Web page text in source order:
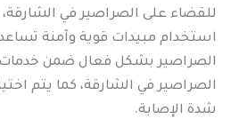
للقضاء على الصراصير في
استخدام مبيدات قوية وآمنة
الصراصير بشكل فعال ضمن
الصراصير في الشارقة، كما يتم
شدة الإصابة.